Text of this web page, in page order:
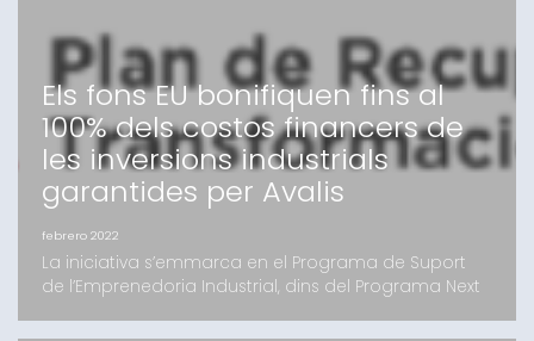
Els fons EU bonifiquen fins al
100% dels costos financers de
les inversions industrials
garantides per Avalis
febrero 2022
La iniciativa s’emmarca en el Programa de Suport
de l’Emprenedoria Industrial, dins del Programa Next
ResiliènciaLa bonificació pot arribar a permetre que